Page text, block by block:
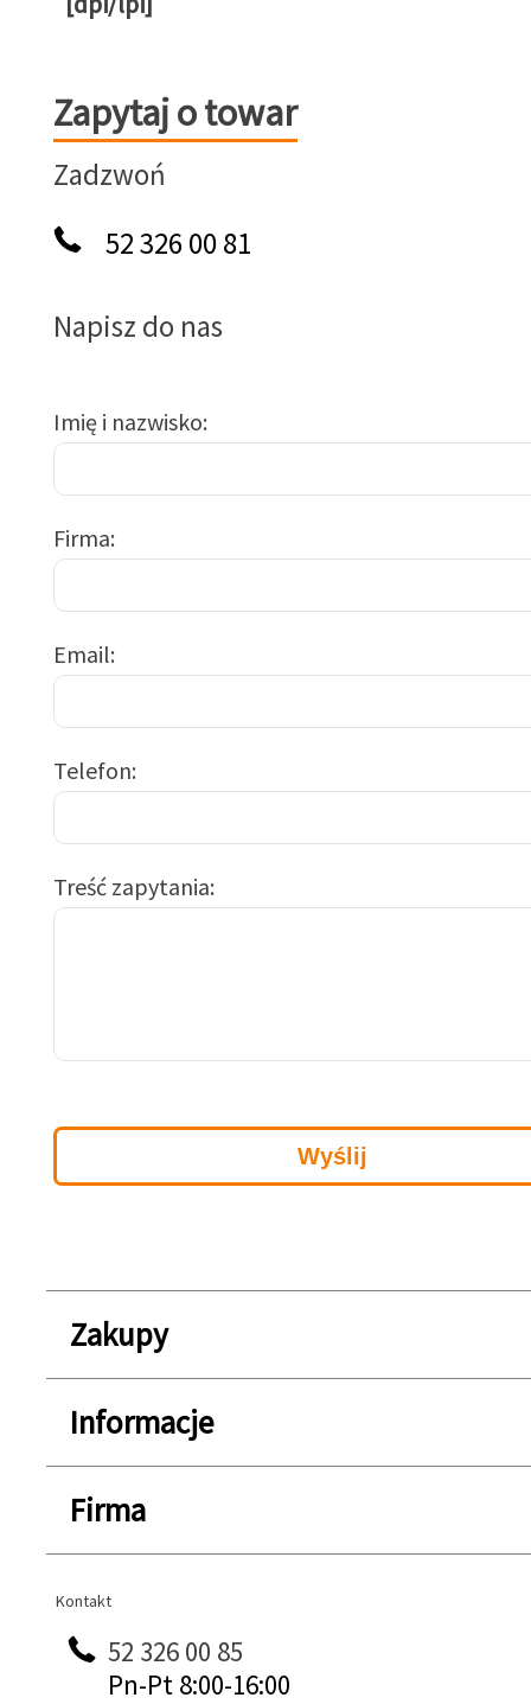
Zapytaj o towar
Zapytaj o towar
Zadzwoń
52 326 00 81
Napisz do nas
Imię i nazwisko
Firma
Email
Telefon
Treść zapytania
Zakupy
Informacje
Firma
Kontakt
Kontakt
52 326 00 85
Pn-Pt 8:00-16:00